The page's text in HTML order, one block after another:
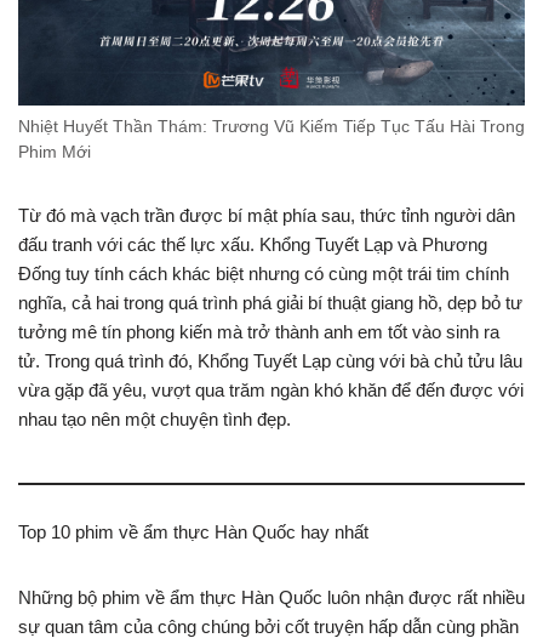
Nhiệt Huyết Thần Thám: Trương Vũ Kiếm Tiếp Tục Tấu Hài Trong
Phim Mới
Từ đó mà vạch trần được bí mật phía sau, thức tỉnh người dân
đấu tranh với các thế lực xấu. Khổng Tuyết Lạp và Phương
Đống tuy tính cách khác biệt nhưng có cùng một trái tim chính
nghĩa, cả hai trong quá trình phá giải bí thuật giang hồ, dẹp bỏ tư
tưởng mê tín phong kiến mà trở thành anh em tốt vào sinh ra
tử. Trong quá trình đó, Khổng Tuyết Lạp cùng với bà chủ tửu lâu
vừa gặp đã yêu, vượt qua trăm ngàn khó khăn để đến được với
nhau tạo nên một chuyện tình đẹp.
Top 10 phim về ẩm thực Hàn Quốc hay nhất
Những bộ phim về ẩm thực Hàn Quốc luôn nhận được rất nhiều
sự quan tâm của công chúng bởi cốt truyện hấp dẫn cùng phần